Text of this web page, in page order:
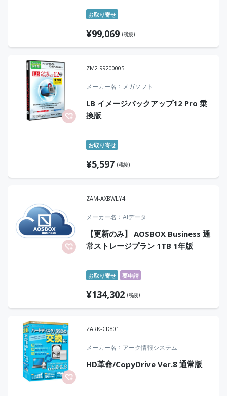
お取り寄せ
¥99,069 (税抜)
ZM2-99200005
メーカー名 メガソフト
LB イメージバックアップ12 Pro 乗
換版
お取り寄せ
¥5,597 (税抜)
ZAM-AXBWLY4
メーカー名 AIデータ
【更新のみ】 AOSBOX Business 通
常ストレージプラン 1TB 1年版
お取り寄せ 要申請
¥134,302 (税抜)
ZARK-CD801
メーカー名 アーク情報システム
HD革命/CopyDrive Ver.8 通常版